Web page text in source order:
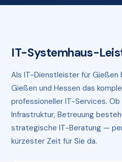
IT-Systemhaus-
Als IT-Dienstleister für Gießen
Gießen und Hessen das
professioneller IT-Services. Ob
Infrastruktur, Betreuung
strategische IT-Beratung —
kürzester Zeit für Sie da.